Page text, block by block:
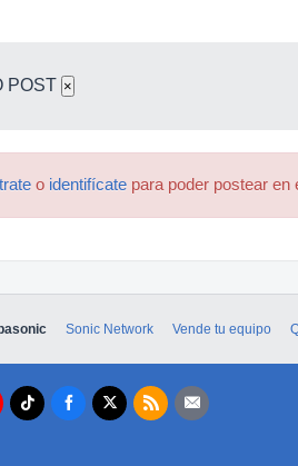
POST ×
o identifícate para poder postear en
Sonic Network Vende tu equipo